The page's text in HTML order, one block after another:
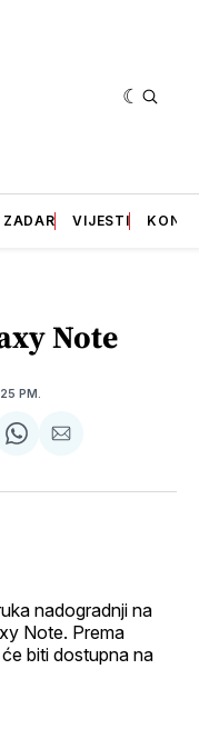
ZADAR VIJESTI
Note
PM.
Sharepodijeli
nadogradnji na
Note. Prema
biti dostupna na